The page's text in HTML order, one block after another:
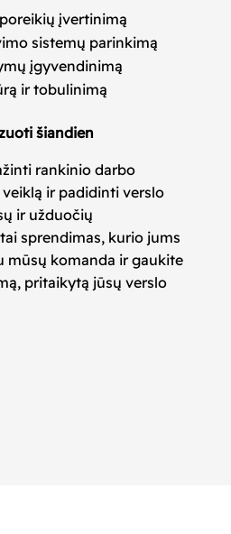
įvertinimą
sistemų parinkimą
įgyvendinimą
ir tobulinimą
šiandien
rankinio darbo
ir padidinti verslo
ir užduočių
sprendimas, kurio jums
mūsų komanda ir gaukite
pritaikytą jūsų verslo